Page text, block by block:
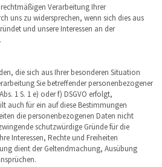
Verarbeitung Ihrer
uns zu widersprechen, wenn sich dies aus
und unsere Interessen an der
die sich aus Ihrer besonderen Situation
Sie betreffender personenbezogener
Abs. 1 S. 1 e) oder f) DSGVO erfolgt,
auch für ein auf diese Bestimmungen
die personenbezogenen Daten nicht
schutzwürdige Gründe für die
Interessen, Rechte und Freiheiten
dient der Geltendmachung, Ausübung